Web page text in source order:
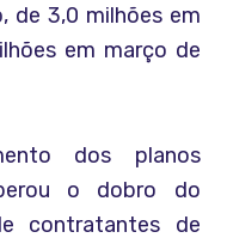
de 3,0 milhões em
em março de
dos planos
o dobro do
contratantes de